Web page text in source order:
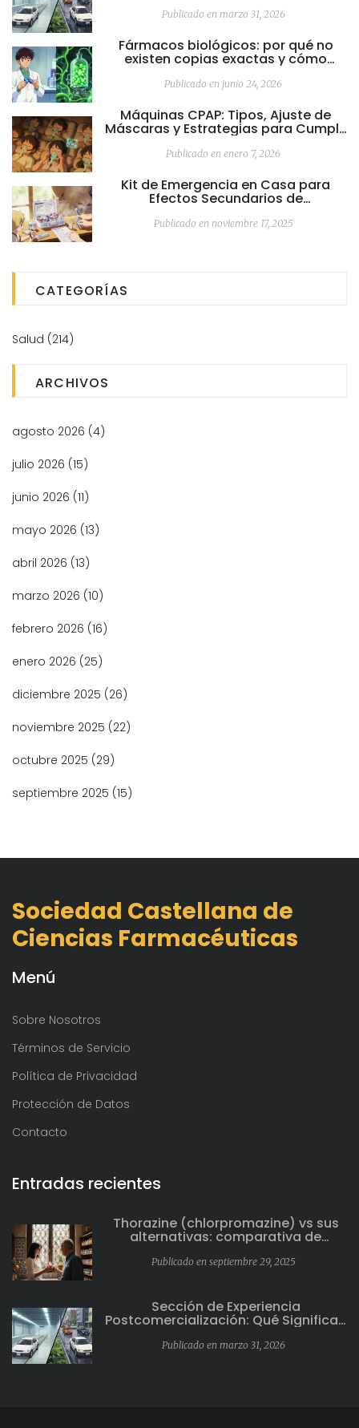
Etiquetado
Publicado en marzo 31, 2026
Fármacos biológicos: por qué no
existen copias exactas y cómo
Publicado en junio 24, 2026
Máquinas CPAP: Tipos, Ajuste de
Máscaras y Estrategias para Cumplir
Publicado en enero 7, 2026
Kit de Emergencia en Casa para
Efectos Secundarios de
Publicado en noviembre 17, 2025
CATEGORÍAS
Salud (214)
ARCHIVOS
agosto 2026 (4)
julio 2026 (15)
junio 2026 (11)
mayo 2026 (13)
abril 2026 (13)
marzo 2026 (10)
febrero 2026 (16)
enero 2026 (25)
diciembre 2025 (26)
noviembre 2025 (22)
octubre 2025 (29)
septiembre 2025 (15)
Sociedad Castellana de
Ciencias Farmacéuticas
Menú
Sobre Nosotros
Términos de Servicio
Política de Privacidad
Protección de Datos
Contacto
Entradas recientes
Thorazine (chlorpromazine) vs sus
alternativas: comparativa de
Publicado en septiembre 29, 2025
Sección de Experiencia
Postcomercialización: Qué Significan
Etiquetado
Publicado en marzo 31, 2026